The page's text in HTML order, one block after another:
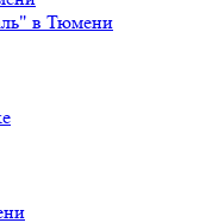
в Тюмени